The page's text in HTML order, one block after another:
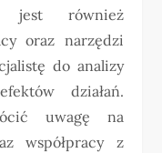
jest również
oraz narzędzi
do analizy
działań.
uwagę na
współpracy z